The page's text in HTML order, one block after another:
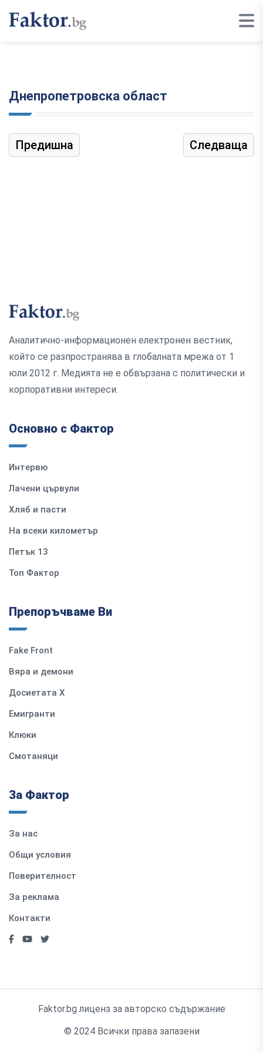
Днепропетровска област
Предишна Следваща
Аналитично-информационен електронен вестник,
който се разпространява в глобалната мрежа от 1
юли 2012 г. Медията не е обвързана с политически и
корпоративни интереси.
Основно с Фактор
Интервю
Лачени цървули
Хляб и пасти
На всеки километър
Петък 13
Топ Фактор
Препоръчваме Ви
Fake Front
Вяра и демони
Досиетата Х
Емигранти
Клюки
Смотаняци
За Фактор
За нас
Общи условия
Поверителност
За реклама
Контакти
Faktor.bg лиценз за авторско съдържание
© 2024 Всички права запазени